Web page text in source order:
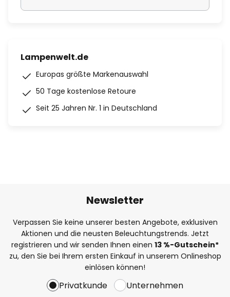
Lampenwelt.de
Europas größte Markenauswahl
50 Tage kostenlose Retoure
Seit 25 Jahren Nr. 1 in Deutschland
Newsletter
Verpassen Sie keine unserer besten Angebote, exklusiven
Aktionen und die neusten Beleuchtungstrends. Jetzt
registrieren und wir senden Ihnen einen 13 %-Gutschein*
zu, den Sie bei Ihrem ersten Einkauf in unserem Onlineshop
einlösen können!
Privatkunde Unternehmen